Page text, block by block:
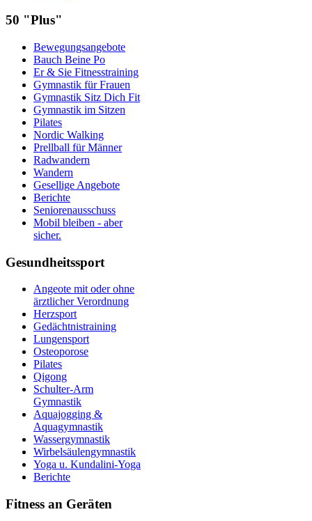
50 "Plus"
Bewegungsangebote
Bauch Beine Po
Er & Sie Fitnesstraining
Gymnastik für Frauen
Gymnastik Sitz Dich Fit
Gymnastik im Sitzen
Pilates
Nordic Walking
Prellball für Männer
Radwandern
Wandern
Gesellige Angebote
Berichte
Seniorenausschuss
Mobil bleiben - aber
sicher.
Gesundheitssport
Angeote mit oder ohne
ärztlicher Verordnung
Herzsport
Gedächtnistraining
Lungensport
Osteoporose
Pilates
Qigong
Schulter-Arm
Gymnastik
Aquajogging &
Aquagymnastik
Wassergymnastik
Wirbelsäulengymnastik
Yoga u. Kundalini-Yoga
Berichte
Fitness an Geräten